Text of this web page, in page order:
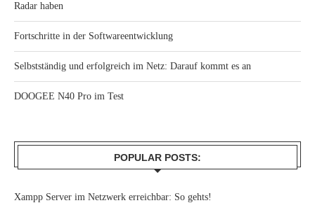
Radar haben
Fortschritte in der Softwareentwicklung
Selbstständig und erfolgreich im Netz: Darauf kommt es an
DOOGEE N40 Pro im Test
POPULAR POSTS:
Xampp Server im Netzwerk erreichbar: So gehts!